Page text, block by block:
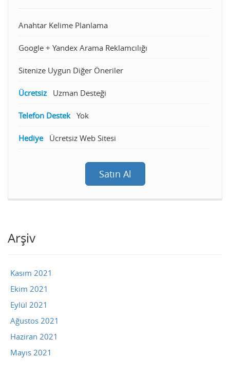
Anahtar Kelime Planlama
Google + Yandex Arama Reklamcılığı
Sitenize Uygun Diğer Öneriler
Ücretsiz Uzman Desteği
Telefon Destek Yok
Hediye Ücretsiz Web Sitesi
Satın Al
Arşiv
Kasım 2021
Ekim 2021
Eylül 2021
Ağustos 2021
Haziran 2021
Mayıs 2021